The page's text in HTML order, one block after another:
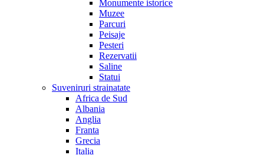
Monumente istorice
Muzee
Parcuri
Peisaje
Pesteri
Rezervatii
Saline
Statui
Suveniruri strainatate
Africa de Sud
Albania
Anglia
Franta
Grecia
Italia